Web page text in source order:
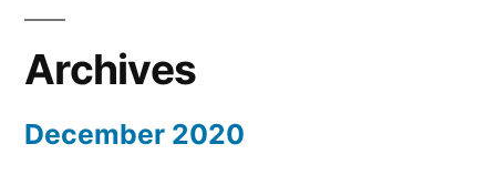
Archives
December 2020